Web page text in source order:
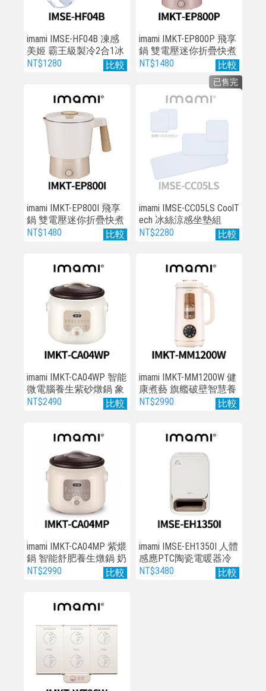
比較
imami IMSE-HF04B 凍感
美姬 霸王級製冷2合1冰
敷手持風扇(霧海藍)
NT$1280 比較
imami IMKT-EP800P 飛享
鍋 雙電壓迷你折疊快煮
鍋 乾燥玫瑰
NT$1480
比較
imami IMKT-EP800I 飛享
鍋 雙電壓迷你折疊快煮
鍋 奶油拿鐵
NT$1480 比較
imami IMSE-CC05LS CoolT
ech 冰絲涼感坐墊組
NT$2280
已售完
比較
imami IMKT-CA04WP 智能
微電腦養生紫砂燉鍋 象
牙白
NT$2490 比較
imami IMKT-MM1200W 健
康煮藝 旗艦破壁智慧養
生豆漿機
NT$2990
比較
imami IMKT-CA04MP 紫煨
鍋 智能舒肥養生燉鍋 奶
茶色
NT$2990 比較
imami IMSE-EH1350I 人體
感應PTC陶瓷電暖器冷
暖風扇
NT$3480